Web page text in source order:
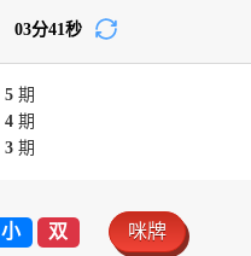
03分41 秒
5期
4期
3期
小 双 咪牌